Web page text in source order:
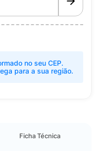
no seu CEP.
para a sua região.
Ficha Técnica